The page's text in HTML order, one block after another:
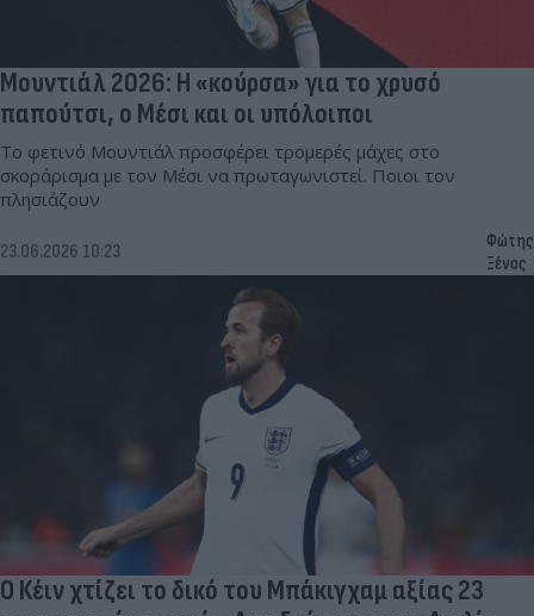
Μουντιάλ 2026: Η «κούρσα» για το χρυσό
παπούτσι, ο Μέσι και οι υπόλοιποι
Το φετινό Μουντιάλ προσφέρει τρομερές μάχες στο
σκοράρισμα με τον Μέσι να πρωταγωνιστεί. Ποιοι τον
πλησιάζουν
23.06.2026 10:23
Φώτης
Ξένος
Ο Κέιν χτίζει το δικό του Μπάκιγχαμ αξίας 23